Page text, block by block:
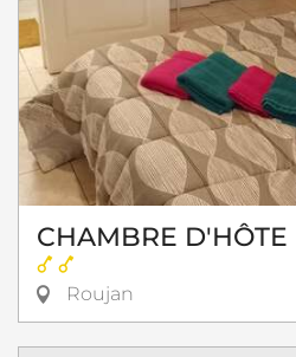
CHAMBRE D'HÔTE
Roujan